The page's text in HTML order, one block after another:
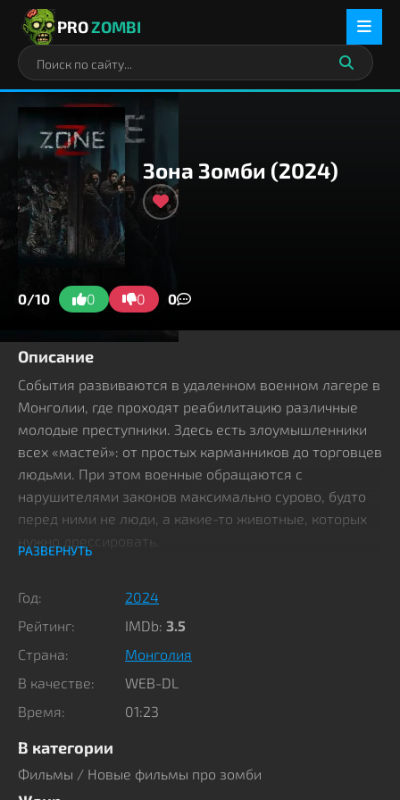
PROZOMBI
Зона Зомби (2024)
0/10 0 0 0
Описание
События развиваются в удаленном военном лагере в
Монголии, где проходят реабилитацию различные
молодые преступники. Здесь есть злоумышленники
всех «мастей»: от простых карманников до торговцев
людьми. При этом военные обращаются с
нарушителями законов максимально сурово, будто
перед ними не люди, а какие-то животные, которых
нужно дрессировать.
только об одном – поскорее свалить из этой дыры. Но
заключенные точно не знали, что главные проблемы
впереди. Оказывается, в стенах лагеря уже давно
проводятся эксперименты с вирусом,
выходят из-под контроля, а потому ходячие
мертвяки сбегают, и через какое-то время
монстрами. Солдаты не в сих сдержать натиск армии
РАЗВЕРНУТЬ
Год:
2024
Рейтинг:
IMDb: 3.5
Страна:
Монголия
В качестве:
WEB-DL
Время:
01:23
В категории
Фильмы / Новые фильмы про зомби